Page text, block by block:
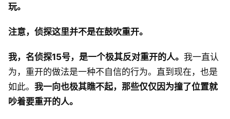
玩。
注意，侦探这里并不是在鼓吹重开。
我，名侦探15号，是一个极其反对重开的人。 我一直认
为，重开的做法是一种不自信的行为。直到现在，也是
如此。 我一向也极其瞧不起，那些仅仅因为撞了位置就
吵着要重开的人。